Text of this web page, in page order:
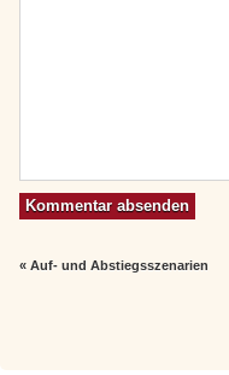
«Auf- und Abstiegsszenarien